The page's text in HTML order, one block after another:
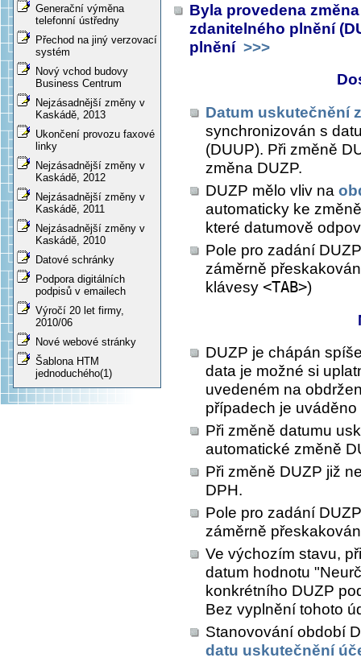
Generační výměna
telefonní ústředny
Přechod na jiný verzovací
systém
Nový vchod budovy
Business Centrum
Nejzásadnější změny v
Kaskádě, 2013
Ukončení provozu faxové
linky
Nejzásadnější změny v
Kaskádě, 2012
Nejzásadnější změny v
Kaskádě, 2011
Nejzásadnější změny v
Kaskádě, 2010
Datové schránky
Podpora digitálních
podpisů v emailech
Výročí 20 let firmy,
2010/06
Nové webové stránky
Šablona HTM
jednoduchého(1)
Byla provedena
zdanitelného plnění
plnění >>>
Datum uskutečnění
synchronizován s
(DUUP). Při změně
změna DUZP.
DUZP mělo vliv na
automaticky ke
které datumově
Pole pro zadání
záměrně
klávesy <TAB>)
DUZP je chápán
data je možné si
uvedeném na
případech je
Při změně datumu
automatické změně
Při změně DUZP již
DPH.
Pole pro zadání
záměrně
Ve výchozím stavu,
datum hodnotu
konkrétního DUZP
Bez vyplnění tohoto
Stanovování období
datu uskutečnění